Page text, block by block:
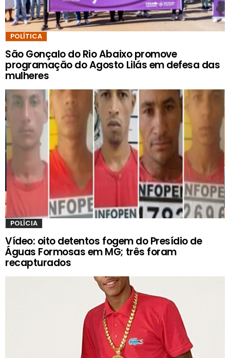
POLÍTICA
São Gonçalo do Rio Abaixo promove
programação do Agosto Lilás em defesa das
mulheres
POLÍCIA
Vídeo: oito detentos fogem do Presídio de
Águas Formosas em MG; três foram
recapturados